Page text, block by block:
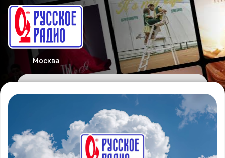
Москва